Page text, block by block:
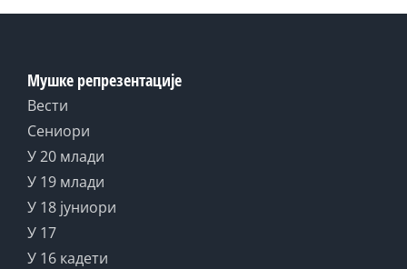
Мушке репрезентације
Вести
Сениори
У 20 млади
У 19 млади
У 18 јуниори
У 17
У 16 кадети